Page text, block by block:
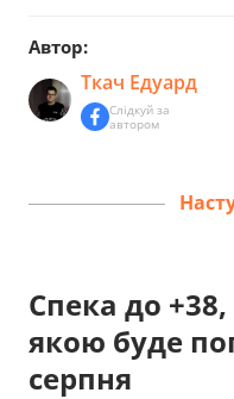
Автор:
Ткач Едуард
Слідкуй за
автором
Спека до
якою буде
серпня